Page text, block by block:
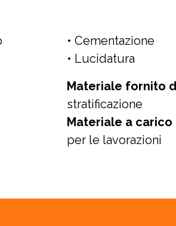
• Cementazione
• Lucidatura
Materiale fornito
stratificazione
Materiale a
per le lavorazioni